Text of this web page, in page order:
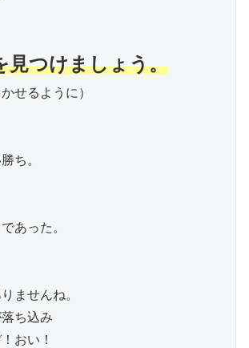
見つけましょう。
せるように）
ち。
あった。
ませんね。
ち込み
おい！